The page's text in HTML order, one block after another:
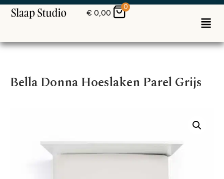
€ 0,00
0
Bella Donna Hoeslaken Parel Grijs